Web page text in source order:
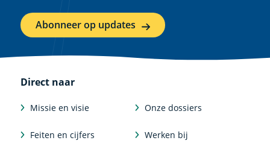
Abonneer op updates
Direct naar
Missie en visie Onze dossiers
Feiten en cijfers Werken bij